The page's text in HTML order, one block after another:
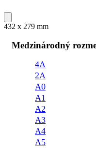
432 x 279 mm
Medzinárodný
4A
2A
A0
A1
A2
A3
A4
A5